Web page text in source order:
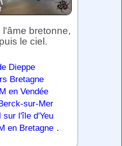
l'âme bretonne,
le ciel.
Dieppe
Bretagne
en Vendée
sur-Mer
sur l'île d'Yeu
en Bretagne .